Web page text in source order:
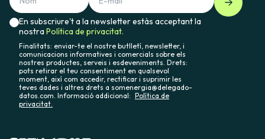
En subscriure't a la newsletter estàs acceptant la
nostraPolítica de privacitat.
Finalitats: enviar-te el nostre butlletí, newsletter, i
comunicacions informatives i comercials sobre els
nostres productes, serveis i esdeveniments. Drets:
pots retirar el teu consentiment en qualsevol
moment, així com accedir, rectificar i suprimir les
teves dades i altres drets a somenergia@delegado-
datos.com. Informació addicional: Política de
privacitat.